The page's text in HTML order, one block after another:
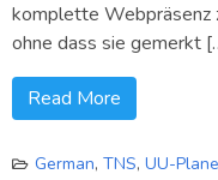
komplette Webpräsenz
ohne dass sie gemerkt
Read More
German, TNS, UU-